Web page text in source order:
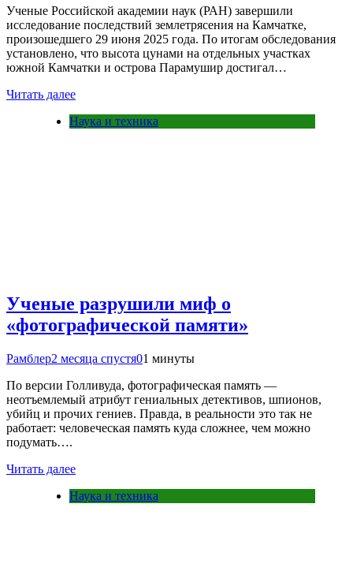
Ученые Российской академии наук (РАН) завершили
исследование последствий землетрясения на Камчатке,
произошедшего 29 июня 2025 года. По итогам обследования
установлено, что высота цунами на отдельных участках
южной Камчатки и острова Парамушир достигал…
Читать далее
Наука и техника
Ученые разрушили миф о
«фотографической памяти»
Рамблер2 месяца спустя01 минуты
По версии Голливуда, фотографическая память —
неотъемлемый атрибут гениальных детективов, шпионов,
убийц и прочих гениев. Правда, в реальности это так не
работает: человеческая память куда сложнее, чем можно
подумать….
Читать далее
Наука и техника